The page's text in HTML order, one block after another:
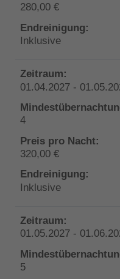
280,00 €
Inklusive
01.04.2027 -
4
320,00 €
Inklusive
01.05.2027 -
5